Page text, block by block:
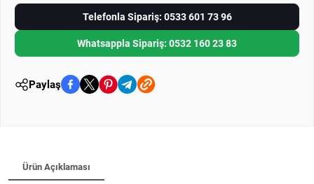
Telefonla Sipariş: 0533 601 73 96
Whatsappla Sipariş: 0532 160 23 83
Paylaş
Ürün Açıklaması